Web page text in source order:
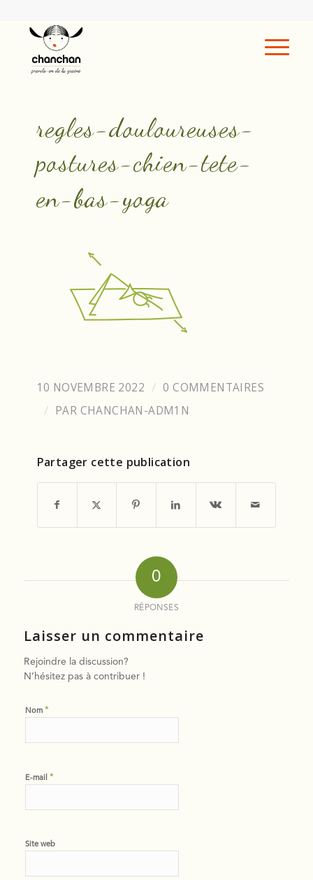
regles-douloureuses-
postures-chien-tete-
en-bas-yoga
10 NOVEMBRE 2022 / 0 COMMENTAIRES
/ PAR CHANCHAN-ADM1N
Partager cette publication
0
RÉPONSES
Laisser un commentaire
Rejoindre la discussion?
N’hésitez pas à contribuer !
Nom *
E-mail *
Site web